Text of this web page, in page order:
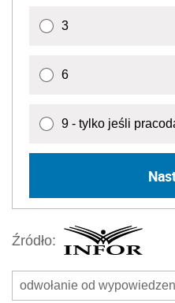
3
6
9 - tylko jeśli
Źródło:
odwołanie od